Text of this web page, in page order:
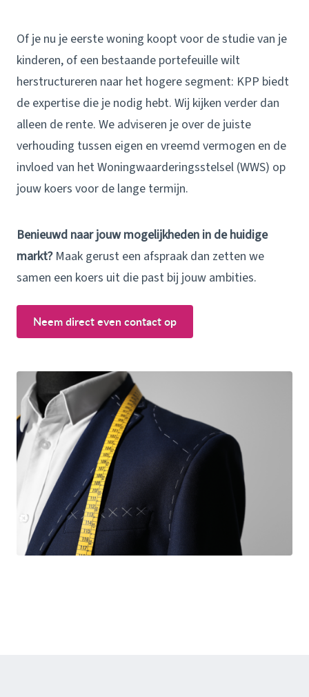
Of je nu je eerste woning koopt voor de studie van je
kinderen, of een bestaande portefeuille wilt
herstructureren naar het hogere segment: KPP biedt
de expertise die je nodig hebt. Wij kijken verder dan
alleen de rente. We adviseren je over de juiste
verhouding tussen eigen en vreemd vermogen en de
invloed van het Woning­waarderings­stelsel (WWS) op
jouw koers voor de lange termijn.
Benieuwd naar jouw mogelijkheden in de huidige
markt? Maak gerust een afspraak dan zetten we
samen een koers uit die past bij jouw ambities.
Neem direct even contact op